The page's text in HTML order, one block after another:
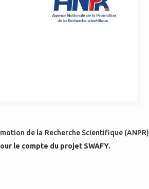
de la Recherche Scientifique (ANPR)
le compte du projet SWAFY.